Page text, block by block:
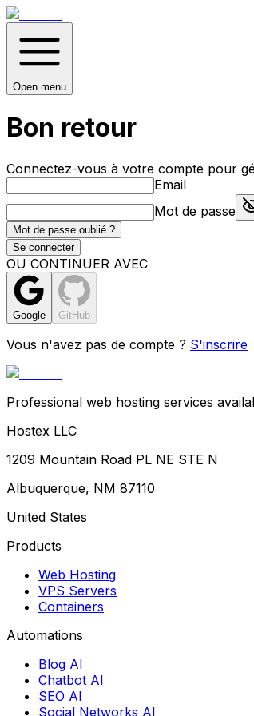
Open menu
Bon retour
Connectez-vous à votre compte pour
Email
Mot de passe
Mot de passe oublié ?
Se connecter
OU CONTINUER AVEC
Google GitHub
Vous n'avez pas de compte ? S'inscrire
Professional web hosting services
Hostex LLC
1209 Mountain Road PL NE STE N
Albuquerque, NM 87110
United States
Products
Web Hosting
VPS Servers
Containers
Automations
Blog AI
Chatbot AI
SEO AI
Social Networks AI